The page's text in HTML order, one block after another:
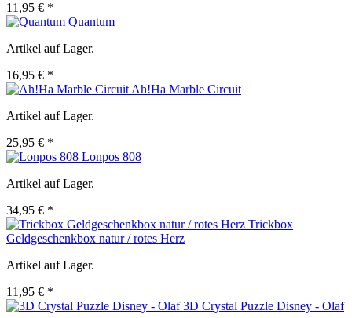
11,95 € *
Quantum
Artikel auf Lager.
16,95 € *
Ah!Ha Marble Circuit
Artikel auf Lager.
25,95 € *
Lonpos 808
Artikel auf Lager.
34,95 € *
Trickbox
Geldgeschenkbox natur / rotes Herz
Artikel auf Lager.
11,95 € *
3D Crystal Puzzle Disney - Olaf